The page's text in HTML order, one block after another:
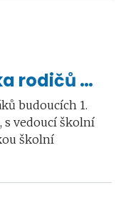
Informační schůzka rodičů žáků budoucích 1. ročníků
budoucích 1.
vedoucí školní
školní